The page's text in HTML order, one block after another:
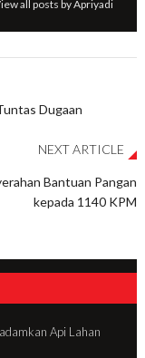
all posts by Apriyadi
Dugaan
NEXT ARTICLE
Bantuan Pangan
kepada 1140 KPM
Api Lahan